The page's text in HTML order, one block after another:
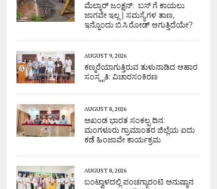
ಮೆಲ್ಕಾರ್ ಜಂಕ್ಷನ್: ಬಸ್ ಗೆ ಕಾಯಲು
ಜಾಗವೇ ಇಲ್ಲ | ಸಮಸ್ಯೆಗಳ ತಾಣ,
ಇನ್ನೊಂದು ಬಿ.ಸಿ.ರೋಡ್ ಆಗುತ್ತಿದೆಯೇ?
AUGUST 9, 2026
ಕಣ್ಮರೆಯಾಗುತ್ತಿರುವ ತುಳುನಾಡಿದ ಆಹಾರ
ಸಂಸ್ಕೃತಿ: ವಿಚಾರಸಂಕಿರಣ
AUGUST 8, 2026
ಅಖಂಡ ಭಾರತ ಸಂಕಲ್ಪ ದಿನ:
ಮಂಗಳೂರು ಗ್ರಾಮಾಂತರ ಜಿಲ್ಲೆಯ ಐದು
ಕಡೆ ಹಿಂಜಾವೇ ಕಾರ್ಯಕ್ರಮ
AUGUST 8, 2026
ಬಂಟ್ವಾಳದಲ್ಲಿ ಪಂಚಗ್ಯಾರಂಟಿ ಅನುಷ್ಠಾನ